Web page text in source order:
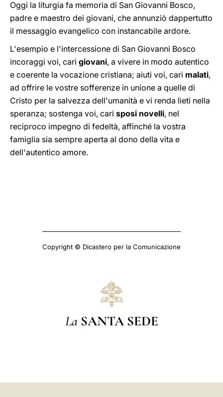
Oggi la liturgia fa memoria di San Giovanni Bosco,
padre e maestro dei giovani, che annunziò dappertutto
il messaggio evangelico con instancabile ardore.
L'esempio e l'intercessione di San Giovanni Bosco
incoraggi voi, cari giovani, a vivere in modo autentico
e coerente la vocazione cristiana; aiuti voi, cari malati,
ad offrire le vostre sofferenze in unione a quelle di
Cristo per la salvezza dell'umanità e vi renda lieti nella
speranza; sostenga voi, cari sposi novelli, nel
reciproco impegno di fedeltà, affinché la vostra
famiglia sia sempre aperta al dono della vita e
dell'autentico amore.
Copyright © Dicastero per la Comunicazione
La SANTA SEDE